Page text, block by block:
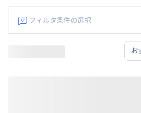
フィルタ条件の選択